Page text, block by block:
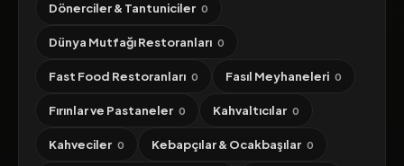
Dönerciler & Tantuniciler 0
Dünya Mutfağı Restoranları 0
Fast Food Restoranları 0 Fasıl Meyhaneleri 0
Fırınlar ve Pastaneler 0 Kahvaltıcılar 0
Kahveciler 0 Kebapçılar & Ocakbaşılar 0